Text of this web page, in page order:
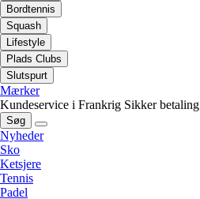
Bordtennis
Squash
Lifestyle
Plads Clubs
Slutspurt
Mærker
Kundeservice i Frankrig Sikker betaling
Søg
Nyheder
Sko
Ketsjere
Tennis
Padel